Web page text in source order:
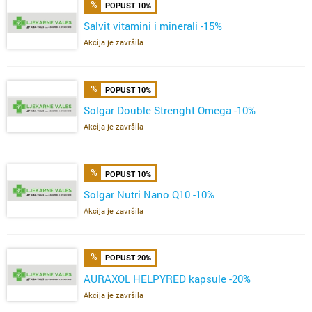
POPUST 10%
Salvit vitamini i minerali -15%
Akcija je završila
POPUST 10%
Solgar Double Strenght Omega -10%
Akcija je završila
POPUST 10%
Solgar Nutri Nano Q10 -10%
Akcija je završila
POPUST 20%
AURAXOL HELPYRED kapsule -20%
Akcija je završila